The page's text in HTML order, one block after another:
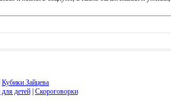
Кубики Зайцева
детей| Скороговорки